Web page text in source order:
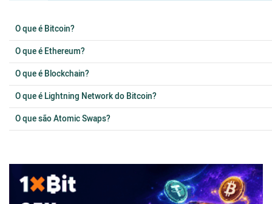
O que é Bitcoin?
O que é Ethereum?
O que é Blockchain?
O que é Lightning Network do Bitcoin?
O que são Atomic Swaps?